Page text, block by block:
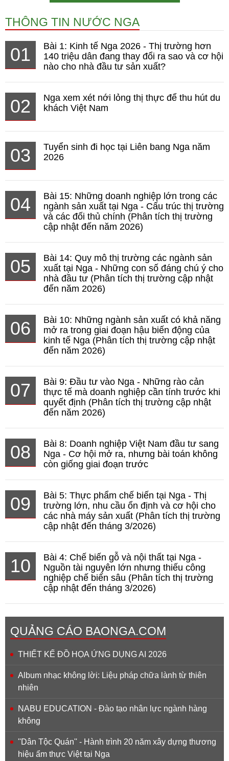
THÔNG TIN NƯỚC NGA
01
Bài 1: Kinh tế Nga 2026 - Thị trường hơn
140 triệu dân đang thay đổi ra sao và cơ hội
nào cho nhà đầu tư sản xuất?
02
Nga xem xét nới lỏng thị thực để thu hút du
khách Việt Nam
03
Tuyển sinh đi học tại Liên bang Nga năm
2026
04
Bài 15: Những doanh nghiệp lớn trong các
ngành sản xuất tại Nga - Cấu trúc thị trường
và các đối thủ chính (Phân tích thị trường
cập nhật đến năm 2026)
05
Bài 14: Quy mô thị trường các ngành sản
xuất tại Nga - Những con số đáng chú ý cho
nhà đầu tư (Phân tích thị trường cập nhật
đến năm 2026)
06
Bài 10: Những ngành sản xuất có khả năng
mở ra trong giai đoạn hậu biến động của
kinh tế Nga (Phân tích thị trường cập nhật
đến năm 2026)
07
Bài 9: Đầu tư vào Nga - Những rào cản
thực tế mà doanh nghiệp cần tính trước khi
quyết định (Phân tích thị trường cập nhật
đến năm 2026)
08
Bài 8: Doanh nghiệp Việt Nam đầu tư sang
Nga - Cơ hội mở ra, nhưng bài toán không
còn giống giai đoạn trước
09
Bài 5: Thực phẩm chế biến tại Nga - Thị
trường lớn, nhu cầu ổn định và cơ hội cho
các nhà máy sản xuất (Phân tích thị trường
cập nhật đến tháng 3/2026)
10
Bài 4: Chế biến gỗ và nội thất tại Nga -
Nguồn tài nguyên lớn nhưng thiếu công
nghiệp chế biến sâu (Phân tích thị trường
cập nhật đến tháng 3/2026)
QUẢNG CÁO BAONGA.COM
THIẾT KẾ ĐỒ HỌA ỨNG DỤNG AI 2026
Album nhạc không lời: Liệu pháp chữa lành từ thiên
nhiên
NABU EDUCATION - Đào tạo nhân lực ngành hàng
không
''Dân Tộc Quán'' - Hành trình 20 năm xây dựng thương
hiệu ẩm thực Việt tại Nga